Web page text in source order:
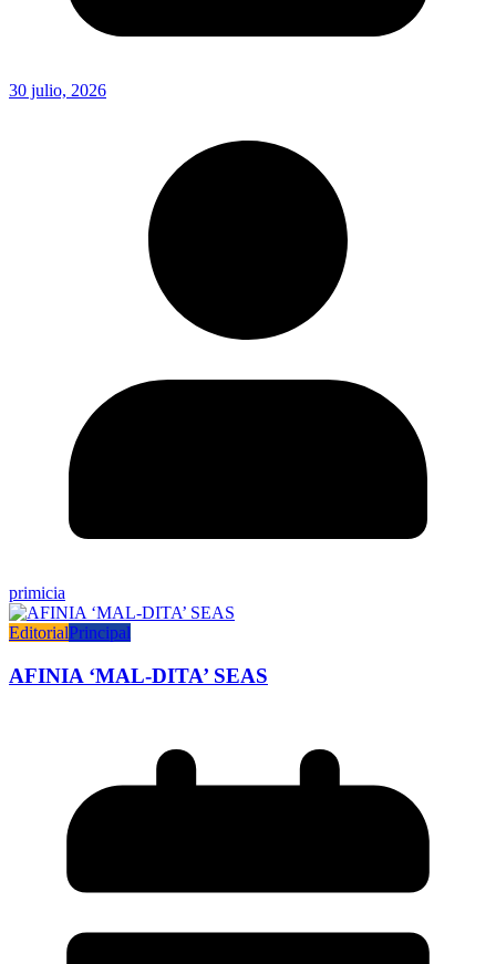
30 julio, 2026
primicia
EditorialPrincipal
AFINIA ‘MAL-DITA’ SEAS